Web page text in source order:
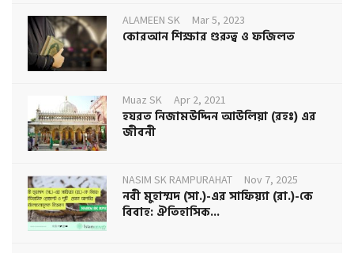
ALAMEEN SK Mar 5, 2023
কোরআন শিক্ষার গুরুত্ব ও ফজিলত
Muaz SK Apr 2, 2021
হযরত নিজামউদ্দিন আউলিয়া (রহঃ) এর
জীবনী
NASIM SK RAMPURAHAT Nov 7, 2025
নবী মুহাম্মদ (সা.)-এর সাফিয়্যা (রা.)-কে
বিবাহ: ঐতিহাসিক...